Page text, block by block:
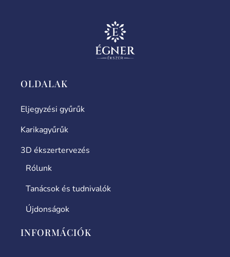
OLDALAK
Eljegyzési gyűrűk
Karikagyűrűk
3D ékszertervezés
Rólunk
Tanácsok és tudnivalók
Újdonságok
INFORMÁCIÓK